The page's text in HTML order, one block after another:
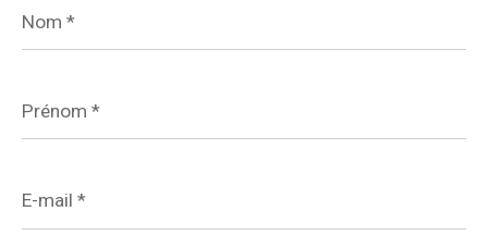
*
*
mail
*